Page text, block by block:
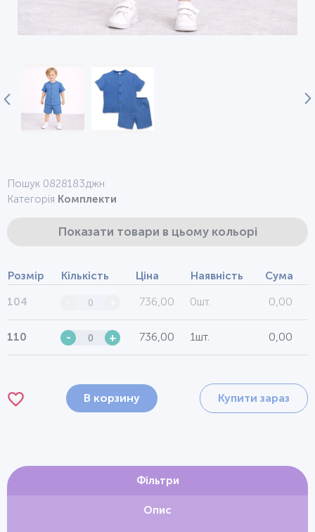
Пошук 0828183джн
Категорія Комплекти
Показати товари в цьому кольорі
Розмір Кількість Ціна Наявність Сума
104 736,00 0шт. 0,00
110 - + 736,00 1шт. 0,00
В корзину Купити зараз
Фільтри
Опис